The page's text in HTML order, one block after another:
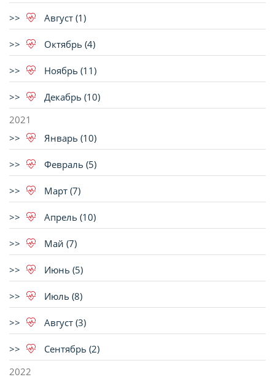
Август (1)
Октябрь (4)
Ноябрь (11)
Декабрь (10)
2021
Январь (10)
Февраль (5)
Март (7)
Апрель (10)
Май (7)
Июнь (5)
Июль (8)
Август (3)
Сентябрь (2)
2022